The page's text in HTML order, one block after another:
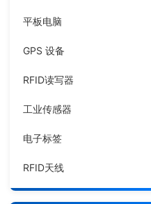
平板电脑
GPS 设备
RFID读写器
工业传感器
电子标签
RFID天线